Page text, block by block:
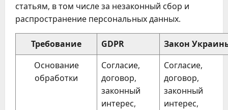
статьям, в том числе за незаконный сбор и
распространение персональных данных.
Требование GDPR
Закон
Основание
обработки
Согласие,
договор,
законный
интерес,
Согласие,
договор,
законный
интерес,